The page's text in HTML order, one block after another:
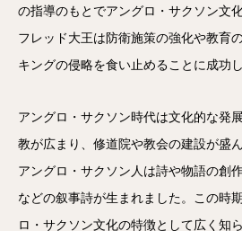
の指導のもとでアングロ・サクソン文
フレッド大王は防衛施策の強化や教育
キングの侵略を食い止めることに成功し
アングロ・サクソン時代は文化的な発
教が広まり、修道院や教会の建設が盛
アングロ・サクソン人は詩や物語の創
などの叙事詩が生まれました。この時
ロ・サクソン文化の特徴として広く知